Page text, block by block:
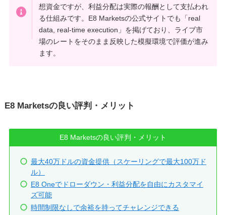
想資金ですが、利益分配は実際の報酬として支払われ
る仕組みです。E8 Marketsの公式サイトでも「real
data, real-time execution」を掲げており、ライブ市
場のレートをそのまま反映した模擬環境で評価が進み
ます。
E8 Marketsの良い評判・メリット
E8 Marketsの良い評判・メリット
最大40万ドルの資金提供（スケーリングで最大100万ド
ル）
E8 Oneでドローダウン・利益分配を自由にカスタマイ
ズ可能
時間制限なしで余裕を持ってチャレンジできる